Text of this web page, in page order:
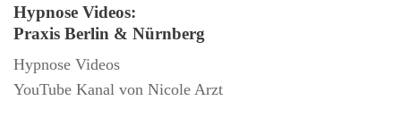
Hypnose Videos:
Praxis Berlin & Nürnberg
Hypnose Videos
YouTube Kanal von Nicole Arzt